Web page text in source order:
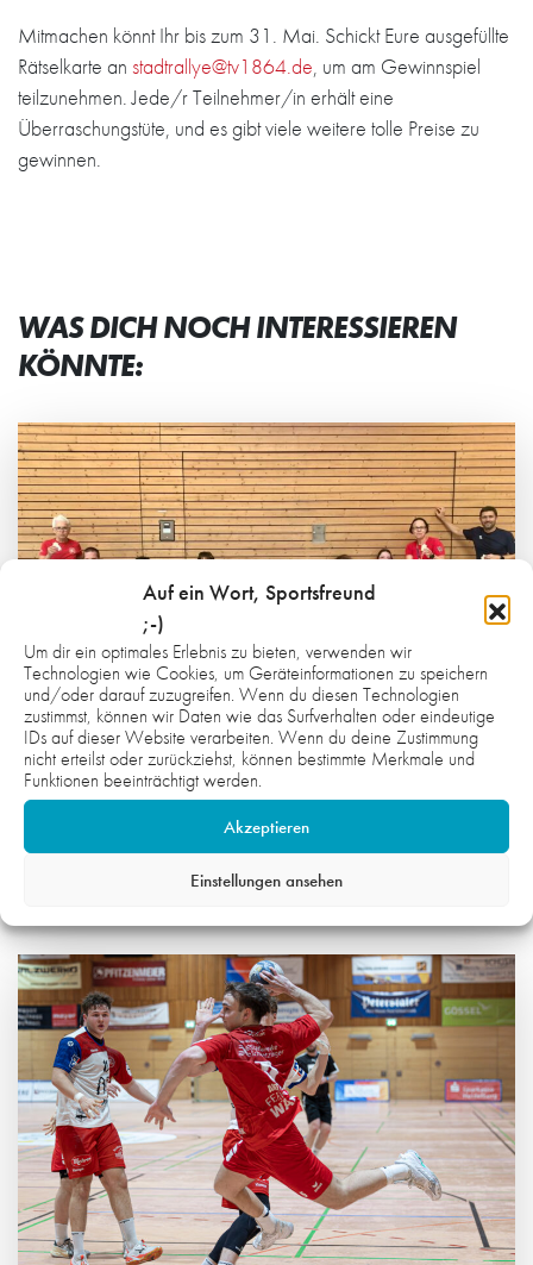
Auf ein Wort, Sportsfreund
;-)
Um dir ein optimales Erlebnis zu bieten, verwenden wir
Technologien wie Cookies, um Geräteinformationen zu speichern
und/oder darauf zuzugreifen. Wenn du diesen Technologien
zustimmst, können wir Daten wie das Surfverhalten oder eindeutige
IDs auf dieser Website verarbeiten. Wenn du deine Zustimmung
nicht erteilst oder zurückziehst, können bestimmte Merkmale und
Funktionen beeinträchtigt werden.
Akzeptieren
Einstellungen ansehen
Mitmachen könnt Ihr bis zum 31. Mai. Schickt Eure ausgefüllte
Rätselkarte an stadtrallye@tv1864.de, um am Gewinnspiel
teilzunehmen. Jede/r Teilnehmer/in erhält eine
Überraschungstüte, und es gibt viele weitere tolle Preise zu
gewinnen.
WAS DICH NOCH INTERESSIEREN
KÖNNTE:
7. AUGUST 2026
INKLUSION IM ALLTAG MITDENKEN
PROJEKTE
Weiterlesen